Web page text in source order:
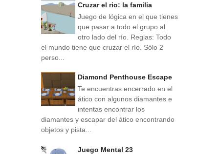
Cruzar el rio: la familia
Juego de lógica en el que tienes
que pasar a todo el grupo al
otro lado del río. Reglas: Todo
el mundo tiene que cruzar el río. Sólo 2
perso...
Diamond Penthouse Escape
Te encuentras encerrado en el
ático con algunos diamantes e
intentas encontrar los
diamantes y escapar del ático encontrando
objetos y pista...
Juego Mental 23